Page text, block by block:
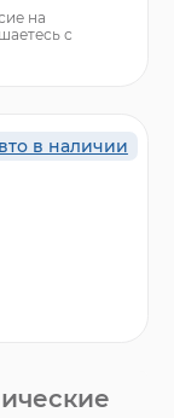
на
с
в наличии